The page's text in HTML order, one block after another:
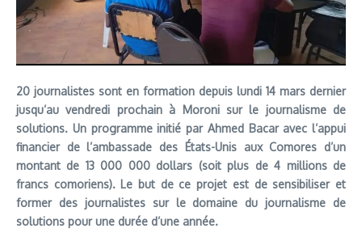
20 journalistes sont en formation depuis lundi 14 mars dernier
jusqu’au vendredi prochain à Moroni sur le journalisme de
solutions. Un programme initié par Ahmed Bacar avec l’appui
financier de l’ambassade des États-Unis aux Comores d’un
montant de 13 000 000 dollars (soit plus de 4 millions de
francs comoriens). Le but de ce projet est de sensibiliser et
former des journalistes sur le domaine du journalisme de
solutions pour une durée d’une année.